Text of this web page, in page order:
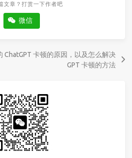
文章？打赏一下作者吧
微信
ChatGPT 卡顿的原因，以及怎么解决
GPT 卡顿的方法